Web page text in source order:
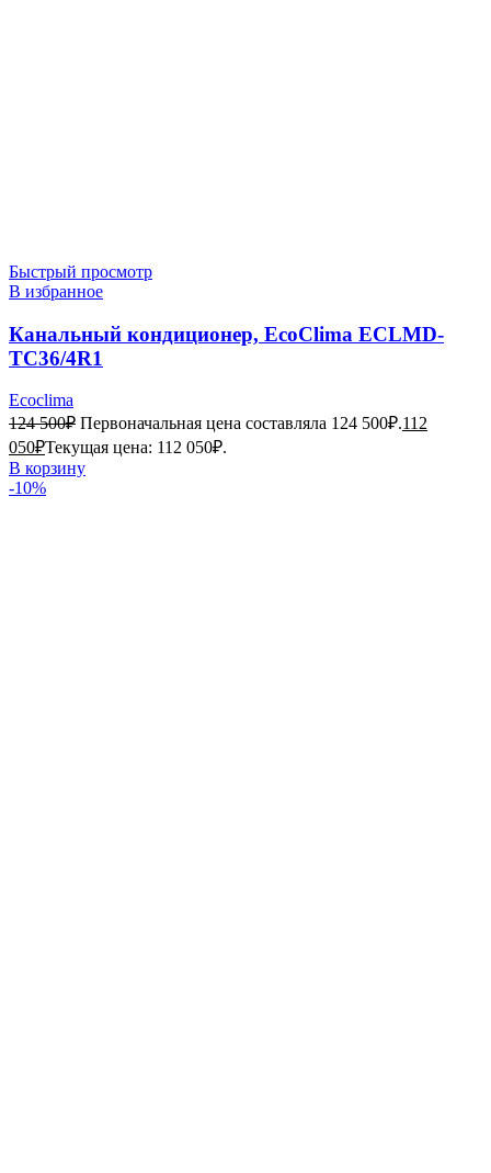
Быстрый просмотр
В избранное
Канальный кондиционер, EcoClima ECLMD-
TC36/4R1
Ecoclima
124 500₽ Первоначальная цена составляла 124 500₽.112
050₽Текущая цена: 112 050₽.
В корзину
-10%